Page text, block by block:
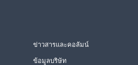
ข่าวสารและคอลัมน์
ข้อมูลบริษัท